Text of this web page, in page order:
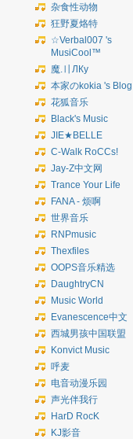
杂食性动物
狂野夏烙特
☆Verbal007 's
MusiCool™
魔.〢ЛКу
本家のkokia 's Blog
花狐音乐
Black's Music
JIE★BELLE
C-Walk RoCCs!
Jay-Z中文网
Trance Your Life
FANA - 烦啊
世界音乐
RNPmusic
Thexfiles
OOPS音乐精选
DaughtryCN
Music World
Evanescence中文
西城男孩中国联盟
Konvict Music
呼麦
电音动漫乐园
声光伴我行
HarD RocK
KJ影音